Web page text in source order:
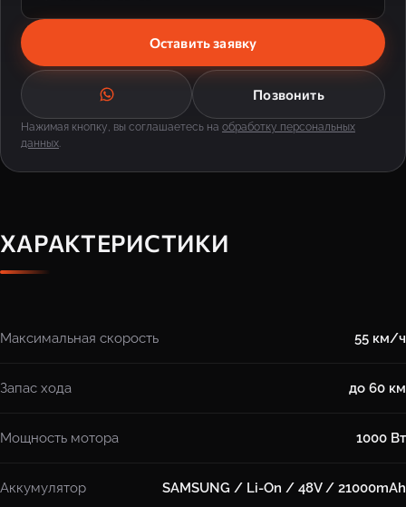
Оставить заявку
Позвонить
Нажимая кнопку, вы соглашаетесь на обработку персональных
данных.
ХАРАКТЕРИСТИКИ
Максимальная скорость 55 км/ч
Запас хода до 60 км
Мощность мотора 1000 Вт
Аккумулятор SAMSUNG / Li-On / 48V / 21000mAh